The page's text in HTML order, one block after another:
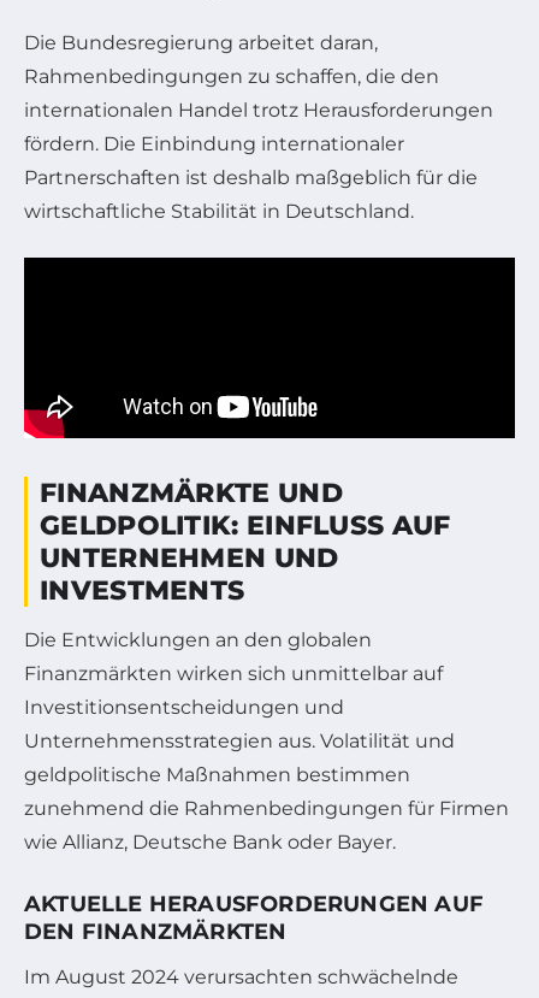
Die Bundesregierung arbeitet daran,
Rahmenbedingungen zu schaffen, die den
internationalen Handel trotz Herausforderungen
fördern. Die Einbindung internationaler
Partnerschaften ist deshalb maßgeblich für die
wirtschaftliche Stabilität in Deutschland.
FINANZMÄRKTE UND
GELDPOLITIK: EINFLUSS AUF
UNTERNEHMEN UND
INVESTMENTS
Die Entwicklungen an den globalen
Finanzmärkten wirken sich unmittelbar auf
Investitionsentscheidungen und
Unternehmensstrategien aus. Volatilität und
geldpolitische Maßnahmen bestimmen
zunehmend die Rahmenbedingungen für Firmen
wie Allianz, Deutsche Bank oder Bayer.
AKTUELLE HERAUSFORDERUNGEN AUF
DEN FINANZMÄRKTEN
Im August 2024 verursachten schwächelnde